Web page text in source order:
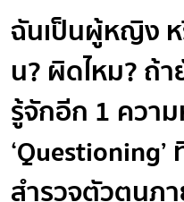
ฉันเป็นผู้หญิง ห
น? ผิดไหม? ถ้า
รู้จักอีก 1 ควา
‘Questioning’
สำรวจตัวตนภา